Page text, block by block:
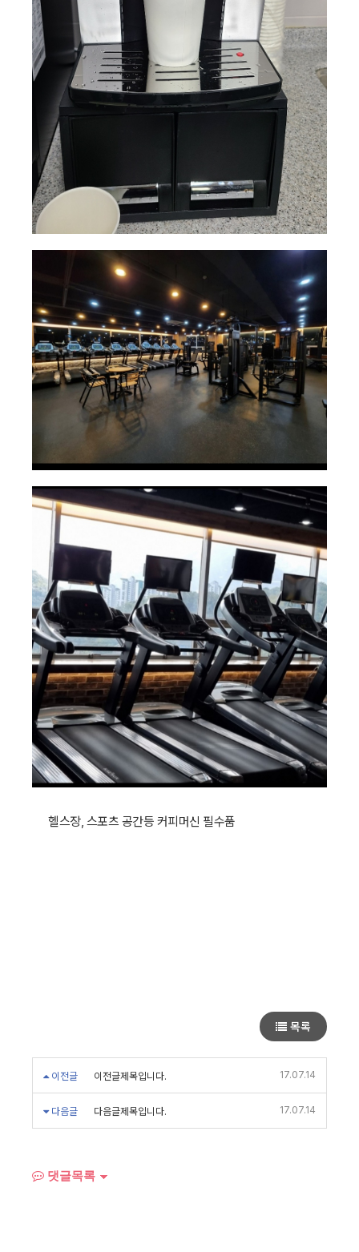
헬스장, 스포츠 공간등 커피머신 필수품
목록
이전글 이전글제목입니다. 17.07.14
다음글 다음글제목입니다. 17.07.14
댓글목록